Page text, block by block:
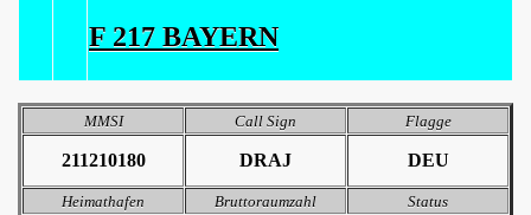
F 217 BAYERN
MMSI Call Sign Flagge
211210180 DRAJ DEU
Heimathafen Bruttoraumzahl Status